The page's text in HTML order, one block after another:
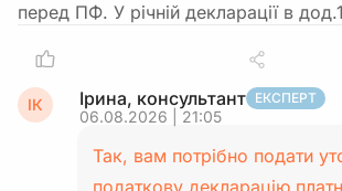
перед ПФ. У річній декларації в
ІК Ірина, консультант ЕКСПЕРТ
06.08.2026 | 21:05
Так, вам потрібно подати
податкову декларацію